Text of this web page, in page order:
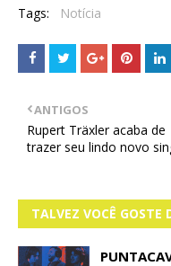
Tags: Notícia
ANTIGOS
Rupert Träxler acaba de
trazer seu lindo novo
TALVEZ VOCÊ GOSTE